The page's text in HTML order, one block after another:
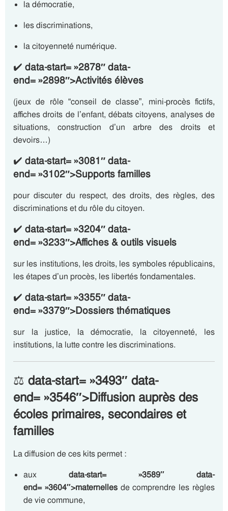
la démocratie,
les discriminations,
la citoyenneté numérique.
✔️ data-start= »2878″ data-
end= »2898″>Activités élèves
(jeux de rôle “conseil de classe”, mini-procès fictifs,
affiches droits de l’enfant, débats citoyens, analyses de
situations, construction d’un arbre des droits et
devoirs…)
✔️ data-start= »3081″ data-
end= »3102″>Supports familles
pour discuter du respect, des droits, des règles, des
discriminations et du rôle du citoyen.
✔️ data-start= »3204″ data-
end= »3233″>Affiches & outils visuels
sur les institutions, les droits, les symboles républicains,
les étapes d’un procès, les libertés fondamentales.
✔️ data-start= »3355″ data-
end= »3379″>Dossiers thématiques
sur la justice, la démocratie, la citoyenneté, les
institutions, la lutte contre les discriminations.
⚖️ data-start= »3493″ data-
end= »3546″>Diffusion auprès des
écoles primaires, secondaires et
familles
La diffusion de ces kits permet :
aux data-start= »3589″ data-
end= »3604″>maternellesde comprendre les règles
de vie commune,